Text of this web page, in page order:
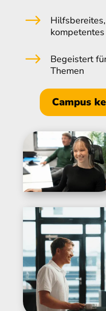
$
$
Begeistert
Themen
Campus